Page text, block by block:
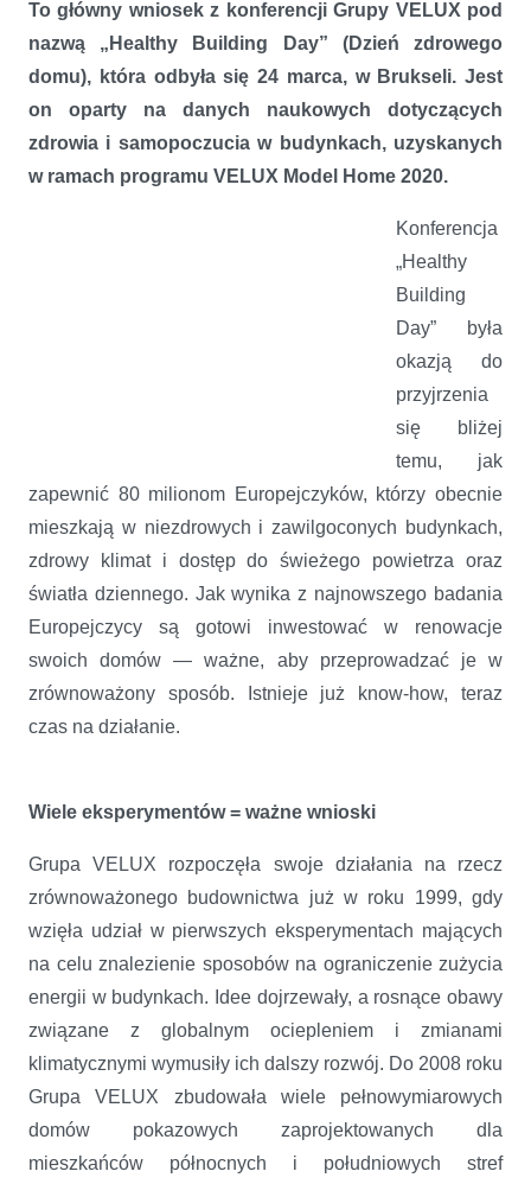
To główny wniosek z konferencji Grupy VELUX pod
nazwą „Healthy Building Day” (Dzień zdrowego
domu), która odbyła się 24 marca, w Brukseli. Jest
on oparty na danych naukowych dotyczących
zdrowia i samopoczucia w budynkach, uzyskanych
w ramach programu VELUX Model Home 2020.
Konferencja
„Healthy
Building
Day” była
okazją do
przyjrzenia
się bliżej
temu, jak
zapewnić 80 milionom Europejczyków, którzy obecnie
mieszkają w niezdrowych i zawilgoconych budynkach,
zdrowy klimat i dostęp do świeżego powietrza oraz
światła dziennego. Jak wynika z najnowszego badania
Europejczycy są gotowi inwestować w renowacje
swoich domów — ważne, aby przeprowadzać je w
zrównoważony sposób. Istnieje już know-how, teraz
czas na działanie.
Wiele eksperymentów = ważne wnioski
Grupa VELUX rozpoczęła swoje działania na rzecz
zrównoważonego budownictwa już w roku 1999, gdy
wzięła udział w pierwszych eksperymentach mających
na celu znalezienie sposobów na ograniczenie zużycia
energii w budynkach. Idee dojrzewały, a rosnące obawy
związane z globalnym ociepleniem i zmianami
klimatycznymi wymusiły ich dalszy rozwój. Do 2008 roku
Grupa VELUX zbudowała wiele pełnowymiarowych
domów pokazowych zaprojektowanych dla
mieszkańców północnych i południowych stref